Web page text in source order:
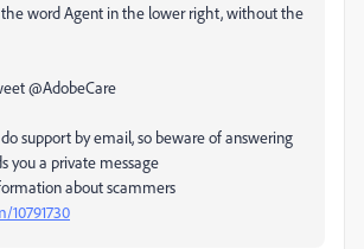
word Agent in the lower right, without the
@AdobeCare
support by email, so beware of answering
you a private message
about scammers
10791730